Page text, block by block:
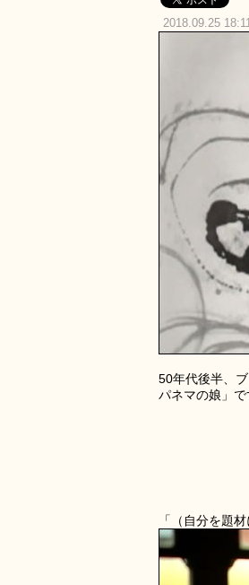
2018.09.25
50年代後半、
パネマの娘」
「（自分を題